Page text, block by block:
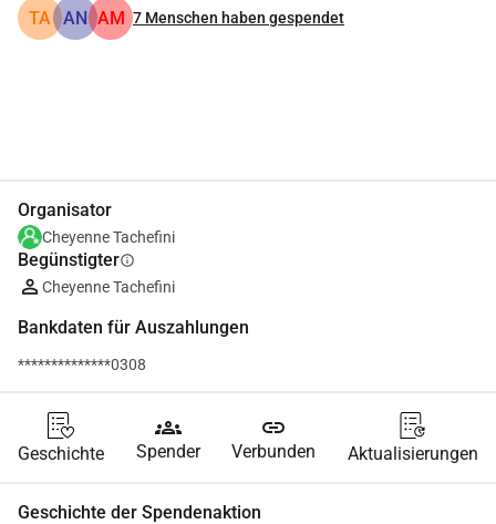
TA AN AM 7 Menschen haben gespendet
Organisator
Cheyenne Tachefini
Begünstigterinfo
Cheyenne Tachefini
Bankdaten für Auszahlungen
**************0308
Geschichte
groups
Spender
link
Verbunden Aktualisierungen
Geschichte der Spendenaktion